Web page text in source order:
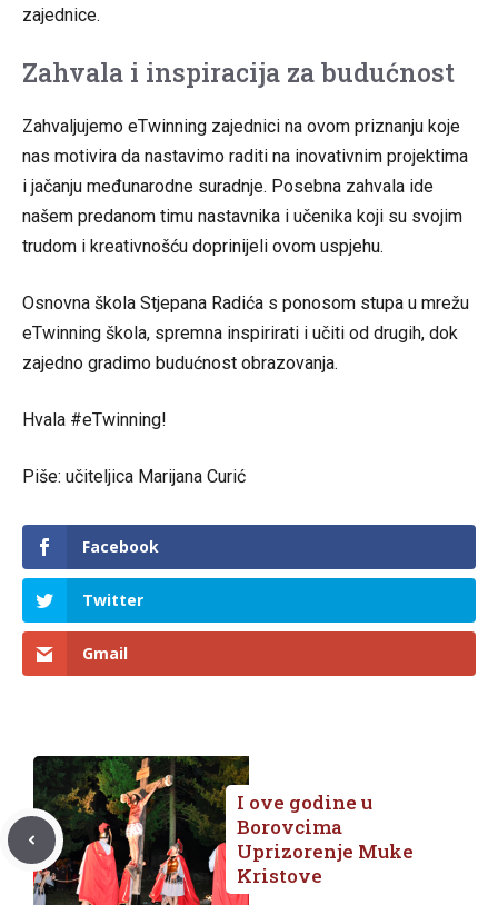
zajednice.
Zahvala i inspiracija za budućnost
Zahvaljujemo eTwinning zajednici na ovom priznanju koje
nas motivira da nastavimo raditi na inovativnim projektima
i jačanju međunarodne suradnje. Posebna zahvala ide
našem predanom timu nastavnika i učenika koji su svojim
trudom i kreativnošću doprinijeli ovom uspjehu.
Osnovna škola Stjepana Radića s ponosom stupa u mrežu
eTwinning škola, spremna inspirirati i učiti od drugih, dok
zajedno gradimo budućnost obrazovanja.
Hvala #eTwinning!
Piše: učiteljica Marijana Curić
Facebook
Twitter
Gmail
I ove godine u
Borovcima
Uprizorenje Muke
Kristove